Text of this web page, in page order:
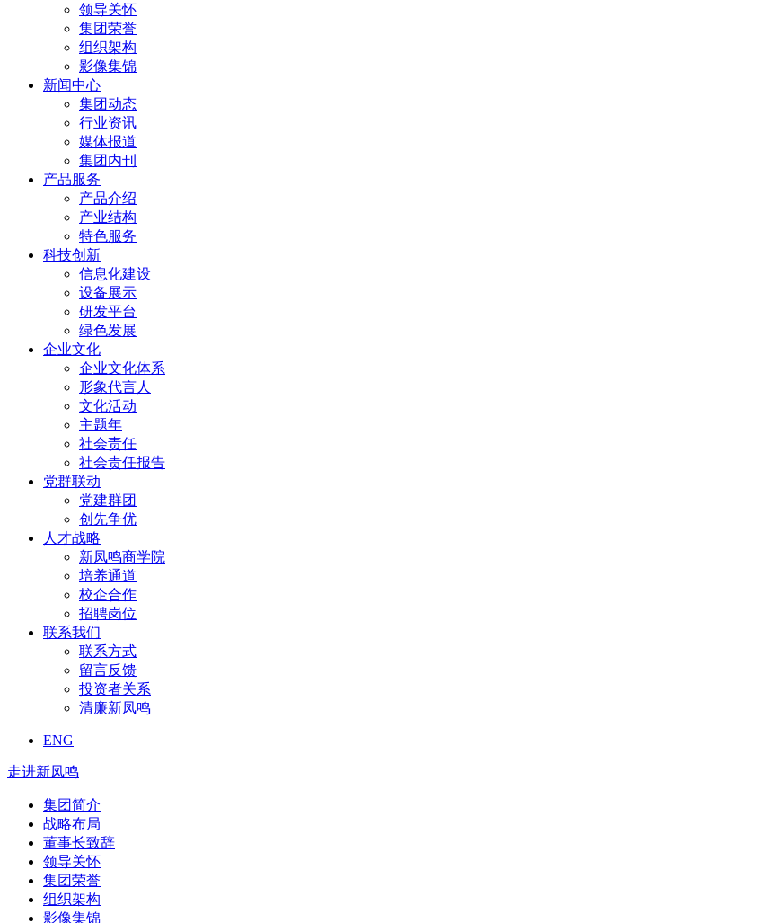
领导关怀
集团荣誉
组织架构
影像集锦
新闻中心
集团动态
行业资讯
媒体报道
集团内刊
产品服务
产品介绍
产业结构
特色服务
科技创新
信息化建设
设备展示
研发平台
绿色发展
企业文化
企业文化体系
形象代言人
文化活动
主题年
社会责任
社会责任报告
党群联动
党建群团
创先争优
人才战略
新凤鸣商学院
培养通道
校企合作
招聘岗位
联系我们
联系方式
留言反馈
投资者关系
清廉新凤鸣
ENG
走进新凤鸣
集团简介
战略布局
董事长致辞
领导关怀
集团荣誉
组织架构
影像集锦